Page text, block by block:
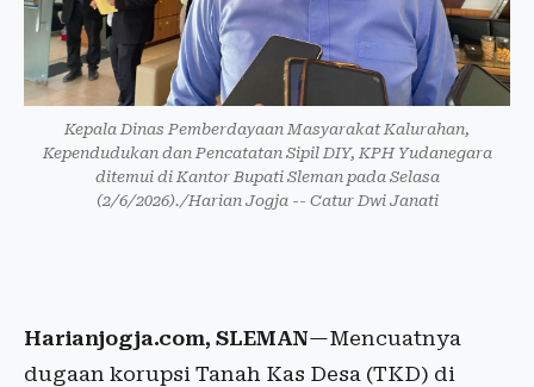
Kepala Dinas Pemberdayaan Masyarakat Kalurahan,
Kependudukan dan Pencatatan Sipil DIY, KPH Yudanegara
ditemui di Kantor Bupati Sleman pada Selasa
(2/6/2026)./Harian Jogja -- Catur Dwi Janati
Harianjogja.com, SLEMAN—Mencuatnya
dugaan korupsi Tanah Kas Desa (TKD) di